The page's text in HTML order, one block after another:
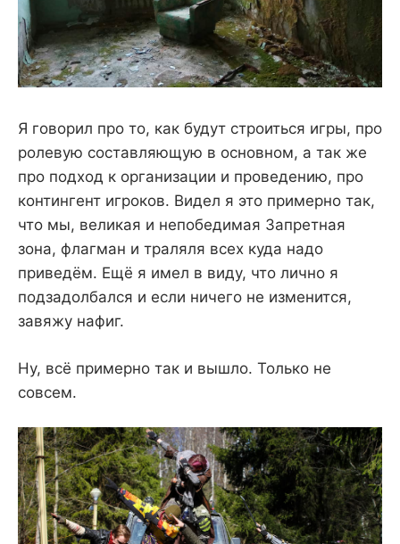
Я говорил про то, как будут строиться игры, про
ролевую составляющую в основном, а так же
про подход к организации и проведению, про
контингент игроков. Видел я это примерно так,
что мы, великая и непобедимая Запретная
зона, флагман и траляля всех куда надо
приведём. Ещё я имел в виду, что лично я
подзадолбался и если ничего не изменится,
завяжу нафиг.
Ну, всё примерно так и вышло. Только не
совсем.